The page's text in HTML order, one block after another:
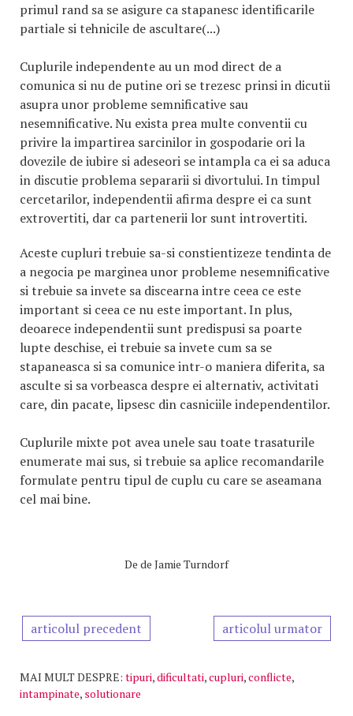
primul rand sa se asigure ca stapanesc identificarile
partiale si tehnicile de ascultare(...)
Cuplurile independente au un mod direct de a
comunica si nu de putine ori se trezesc prinsi in dicutii
asupra unor probleme semnificative sau
nesemnificative. Nu exista prea multe conventii cu
privire la impartirea sarcinilor in gospodarie ori la
dovezile de iubire si adeseori se intampla ca ei sa aduca
in discutie problema separarii si divortului. In timpul
cercetarilor, independentii afirma despre ei ca sunt
extrovertiti, dar ca partenerii lor sunt introvertiti.
Aceste cupluri trebuie sa-si constientizeze tendinta de
a negocia pe marginea unor probleme nesemnificative
si trebuie sa invete sa discearna intre ceea ce este
important si ceea ce nu este important. In plus,
deoarece independentii sunt predispusi sa poarte
lupte deschise, ei trebuie sa invete cum sa se
stapaneasca si sa comunice intr-o maniera diferita, sa
asculte si sa vorbeasca despre ei alternativ, activitati
care, din pacate, lipsesc din casniciile independentilor.
Cuplurile mixte pot avea unele sau toate trasaturile
enumerate mai sus, si trebuie sa aplice recomandarile
formulate pentru tipul de cuplu cu care se aseamana
cel mai bine.
De de Jamie Turndorf
articolul precedent articolul urmator
MAI MULT DESPRE: tipuri,dificultati,cupluri,conflicte,
intampinate, solutionare